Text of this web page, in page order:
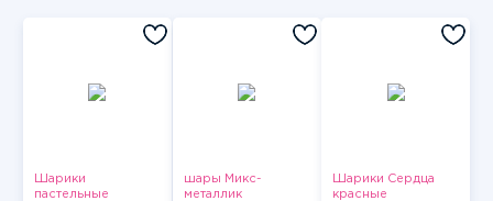
Шарики
пастельные
шары Микс-
металлик
Шарики Сердца
красные